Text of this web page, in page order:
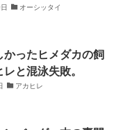
オーシッタイ
かったヒメダカの飼
と混泳失敗。
アカヒレ